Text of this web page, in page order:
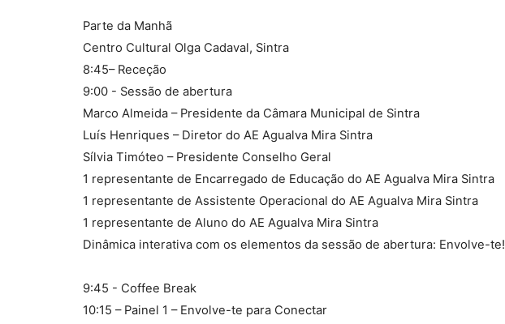
Parte da Manhã
Centro Cultural Olga Cadaval, Sintra
8:45– Receção
9:00 - Sessão de abertura
Marco Almeida – Presidente da Câmara Municipal de Sintra
Luís Henriques – Diretor do AE Agualva Mira Sintra
Sílvia Timóteo – Presidente Conselho Geral
1 representante de Encarregado de Educação do AE Agualva Mira Sintra
1 representante de Assistente Operacional do AE Agualva Mira Sintra
1 representante de Aluno do AE Agualva Mira Sintra
Dinâmica interativa com os elementos da sessão de abertura: Envolve-te!
9:45 - Coffee Break
10:15 – Painel 1 – Envolve-te para Conectar